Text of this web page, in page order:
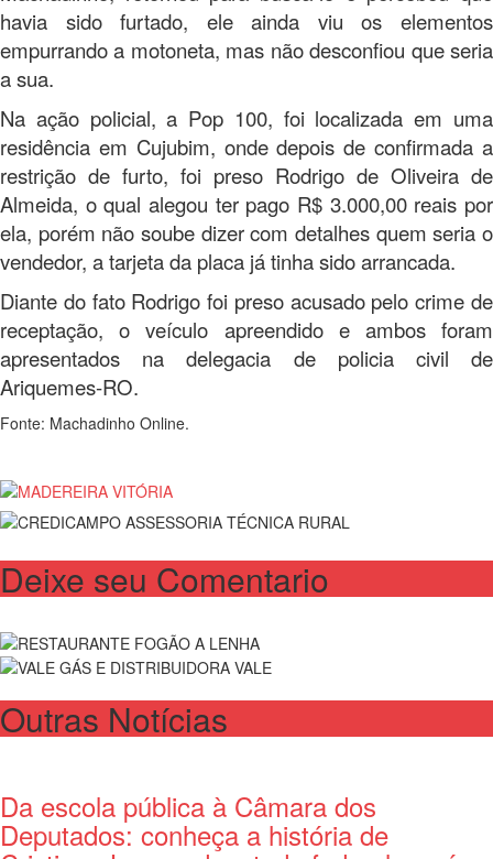
havia sido furtado, ele ainda viu os elementos
empurrando a motoneta, mas não desconfiou que seria
a sua.
Na ação policial, a Pop 100, foi localizada em uma
residência em Cujubim, onde depois de confirmada a
restrição de furto, foi preso Rodrigo de Oliveira de
Almeida, o qual alegou ter pago R$ 3.000,00 reais por
ela, porém não soube dizer com detalhes quem seria o
vendedor, a tarjeta da placa já tinha sido arrancada.
Diante do fato Rodrigo foi preso acusado pelo crime de
receptação, o veículo apreendido e ambos foram
apresentados na delegacia de policia civil de
Ariquemes-RO.
Fonte: Machadinho Online.
Deixe seu Comentario
Outras Notícias
Da escola pública à Câmara dos
Deputados: conheça a história de